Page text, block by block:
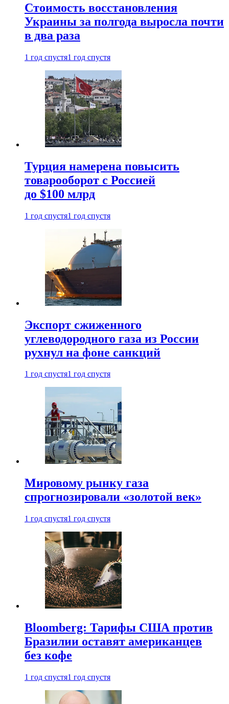
Стоимость восстановления
Украины за полгода выросла почти
в два раза
1 год спустя1 год спустя
Турция намерена повысить
товарооборот с Россией
до $100 млрд
1 год спустя1 год спустя
Экспорт сжиженного
углеводородного газа из России
рухнул на фоне санкций
1 год спустя1 год спустя
Мировому рынку газа
спрогнозировали «золотой век»
1 год спустя1 год спустя
Bloomberg: Тарифы США против
Бразилии оставят американцев
без кофе
1 год спустя1 год спустя